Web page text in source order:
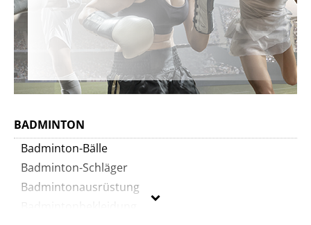
BADMINTON
Badminton-Bälle
Badminton-Schläger
Badmintonausrüstung